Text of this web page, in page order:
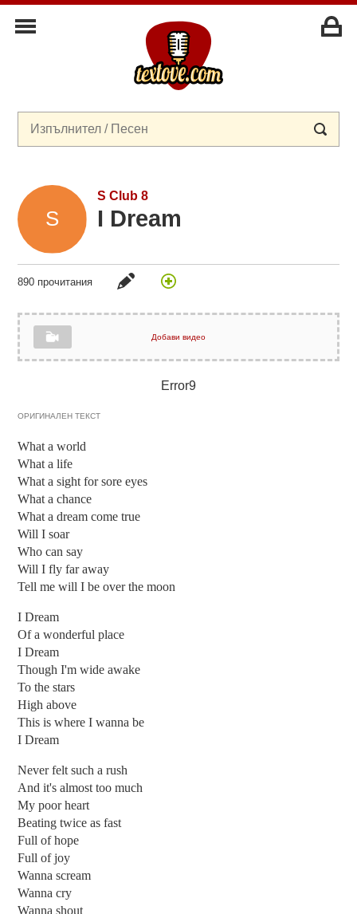
S Club 8
I Dream
890 прочитания
Добави видео
Error9
ОРИГИНАЛЕН ТЕКСТ
What a world
What a life
What a sight for sore eyes
What a chance
What a dream come true
Will I soar
Who can say
Will I fly far away
Tell me will I be over the moon
I Dream
Of a wonderful place
I Dream
Though I'm wide awake
To the stars
High above
This is where I wanna be
I Dream
Never felt such a rush
And it's almost too much
My poor heart
Beating twice as fast
Full of hope
Full of joy
Wanna scream
Wanna cry
Wanna shout